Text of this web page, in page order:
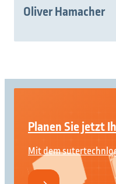
Oliver Hamacher
Planen Sie jetzt
Mit dem